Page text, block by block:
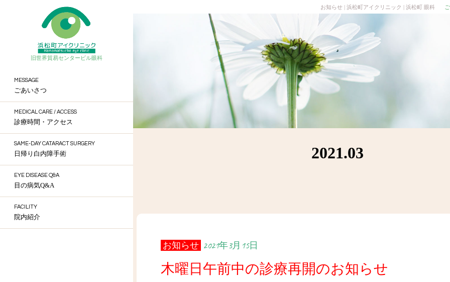
お知らせ | 浜松町アイクリニック | 浜松町 眼科
旧世界貿易センタービル眼科
MESSAGE
ごあいさつ
MEDICAL CARE / ACCESS
診療時間・アクセス
SAME-DAY CATARACT SURGERY
日帰り白内障手術
EYE DISEASE Q&A
目の病気Q&A
FACILITY
院内紹介
2021.03
お知らせ 2021年3月15日
木曜日午前中の診療再開のお知らせ